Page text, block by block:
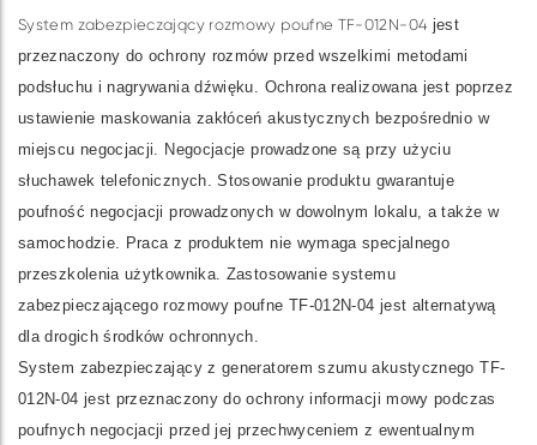
System zabezpieczający rozmowy poufne TF-012N-04 jest
przeznaczony do ochrony rozmów przed wszelkimi metodami
podsłuchu i nagrywania dźwięku. Ochrona realizowana jest poprzez
ustawienie maskowania zakłóceń akustycznych bezpośrednio w
miejscu negocjacji. Negocjacje prowadzone są przy użyciu
słuchawek telefonicznych. Stosowanie produktu gwarantuje
poufność negocjacji prowadzonych w dowolnym lokalu, a także w
samochodzie. Praca z produktem nie wymaga specjalnego
przeszkolenia użytkownika. Zastosowanie systemu
zabezpieczającego rozmowy poufne TF-012N-04 jest alternatywą
dla drogich środków ochronnych.
System zabezpieczający z generatorem szumu akustycznego ТF-
012N-04 jest przeznaczony do ochrony informacji mowy podczas
poufnych negocjacji przed jej przechwyceniem z ewentualnym